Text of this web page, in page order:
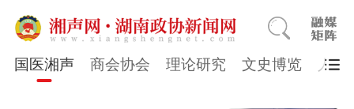
国医湘声 商会协会 理论研究 文史博览 人物